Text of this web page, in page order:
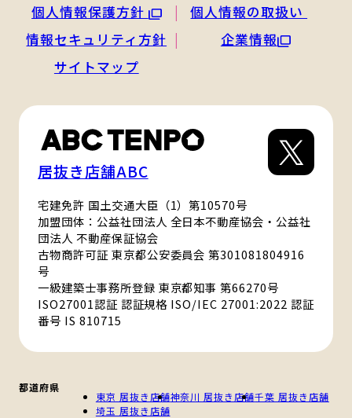
個人情報保護方針
個人情報の取扱い
情報セキュリティ方針
企業情報
サイトマップ
居抜き店舗ABC
宅建免許 国土交通大臣（1）第10570号
加盟団体：公益社団法人 全日本不動産協会・公益社
団法人 不動産保証協会
古物商許可証 東京都公安委員会 第301081804916
号
一級建築士事務所登録 東京都知事 第66270号
ISO27001認証 認証規格 ISO/IEC 27001:2022 認証
番号 IS 810715
都道府県
東京 居抜き店舗神奈川 居抜き店舗千葉 居抜き店舗
埼玉 居抜き店舗